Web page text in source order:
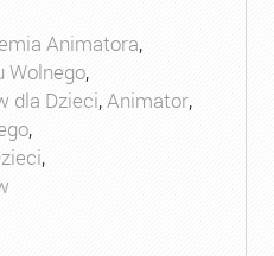
Animatora,
Wolnego,
dla Dzieci,Animator,
,
,